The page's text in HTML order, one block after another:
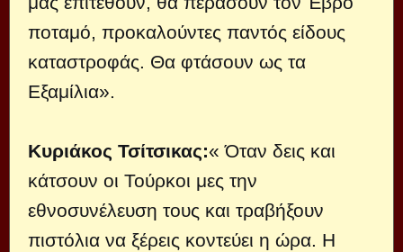
ποταμό, προκαλούντες παντός είδους
καταστροφάς. Θα φτάσουν ως τα
Εξαμίλια».
Κυριάκος Τσίτσικας:« Όταν δεις και
κάτσουν οι Τούρκοι μες την
εθνοσυνέλευση τους και τραβήξουν
πιστόλια να ξέρεις κοντεύει η ώρα. Η